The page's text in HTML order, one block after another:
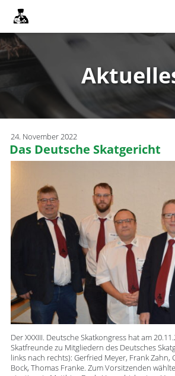
24. November 2022
Das Deutsche Skatgericht
Der XXXIII. Deutsche Skatkongress hat am
Skatfreunde zu Mitgliedern des Deutsches
links nach rechts): Gerfried Meyer, Frank Zahn,
Bock, Thomas Franke. Zum Vorsitzenden